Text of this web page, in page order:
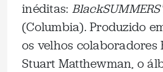
inéditas:
(Columbia). Produzido
os velhos colaboradores
Stuart Matthewman, o